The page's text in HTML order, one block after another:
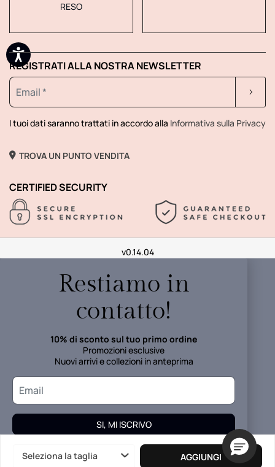
Seleziona la taglia AGGIUNGI
RESO
REGISTRATI ALLA NOSTRA NEWSLETTER
I tuoi dati saranno trattati in accordo alla Informativa sulla Privacy
TROVA UN PUNTO VENDITA
CERTIFIED SECURITY
v0.14.04
Restiamo in
contatto!
10% di sconto sul tuo primo ordine
Promozioni esclusive
Nuovi arrivi e collezioni in anteprima
SI, MI ISCRIVO
I tuoi dati verranno trattati in accordo alla
Privacy.